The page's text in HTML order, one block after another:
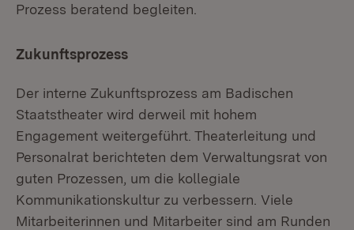
Prozess beratend begleiten.
Zukunftsprozess
Der interne Zukunftsprozess am Badischen
Staatstheater wird derweil mit hohem
Engagement weitergeführt. Theaterleitung und
Personalrat berichteten dem Verwaltungsrat von
guten Prozessen, um die kollegiale
Kommunikationskultur zu verbessern. Viele
Mitarbeiterinnen und Mitarbeiter sind am Runden